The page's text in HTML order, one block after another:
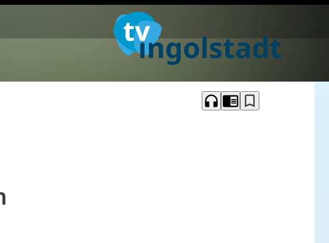
headphones chrome_reader_mode bookmark_border